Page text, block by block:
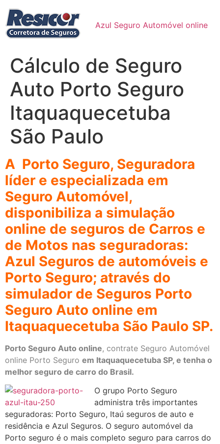
para
conteúdo
Azul Seguro Automóvel online
Cálculo de Seguro
Auto Porto Seguro
Itaquaquecetuba
São Paulo
A Porto Seguro, Seguradora
líder e especializada em
Seguro Automóvel,
disponibiliza a simulação
online de seguros de Carros e
de Motos nas seguradoras:
Azul Seguros de automóveis e
Porto Seguro; através do
simulador de Seguros Porto
Seguro Auto online em
Itaquaquecetuba São Paulo SP.
Porto Seguro Auto online, contrate Seguro Automóvel
online Porto Seguro em Itaquaquecetuba SP, e tenha o
melhor seguro de carro do Brasil.
O grupo Porto Seguro
administra três importantes
seguradoras: Porto Seguro, Itaú seguros de auto e
residência e Azul Seguros. O seguro automóvel da
Porto seguro é o mais completo seguro para carros do